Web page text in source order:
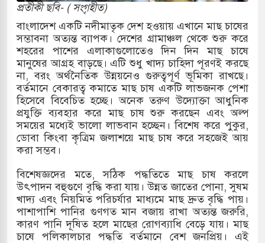
ছাড়লেন জনপ্রিয় ভারতীয় সাংবাদিক ময়ূখ রঞ্জন
অ্যারেস্ট আবেদন, বরগুনার এসআইয়ের বিরুদ্ধে
জাদুঘর নতুন বাংলাদেশের পথচলার কেন্দ্র হবে: ড.
বিভিন্ন খাতে সৌদির বিনিয়োগের আহবান প্রধানমন্ত্রীর
হামলায় ছাত্রদল ও ছাত্রলীগের আচরণ ইসরায়েলের
পথে ইসরায়েলীরা,হাতছাড়ার ঝুঁকিতে জরুরি
প্রতীকী ছবি- ( সংগৃহীত)
বাংলাদেশ একটি নদীমাতৃক দেশ হওয়ায় এখানে মাছ চাষের
সম্ভাবনা অত্যন্ত ব্যাপক। দেশের গ্রামাঞ্চল থেকে শুরু করে
শহরের পাশের এলাকাগুলোতেও দিন দিন মাছ চাষে
মানুষের আগ্রহ বাড়ছে। এটি শুধু খাদ্য চাহিদা পূরণই করছে
না, বরং অর্থনৈতিক উন্নয়নেও গুরুত্বপূর্ণ ভূমিকা রাখছে।
বর্তমানে বেকারত্ব কমাতে মাছ চাষ একটি লাভজনক পেশা
হিসেবে বিবেচিত হচ্ছে। অনেক তরুণ উদ্যোক্তা আধুনিক
প্রযুক্তি ব্যবহার করে মাছ চাষ শুরু করছেন এবং অল্প
সময়ের মধ্যেই ভালো লাভবান হচ্ছেন। বিশেষ করে পুকুর,
ডোবা কিংবা কৃত্রিম জলাশয়ে মাছ চাষ করে সহজেই আয়
করা সম্ভব।
বিশেষজ্ঞদের মতে, সঠিক পদ্ধতিতে মাছ চাষ করলে
উৎপাদন বহুগুণে বৃদ্ধি করা যায়। উন্নত জাতের পোনা, সুষম
খাদ্য এবং নিয়মিত পরিচর্যার মাধ্যমে মাছ দ্রুত বৃদ্ধি পায়।
পাশাপাশি পানির গুণগত মান বজায় রাখা অত্যন্ত জরুরি,
কারণ পানি দূষিত হলে মাছের রোগব্যাধি বেড়ে যায়। মাছ
চাষে পলিকালচার পদ্ধতি বর্তমানে বেশ জনপ্রিয়। এই